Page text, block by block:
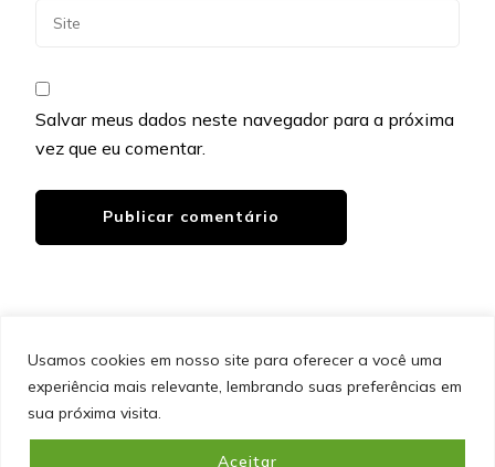
Usamos cookies em nosso site para oferecer a você uma
experiência mais relevante, lembrando suas preferências em
sua próxima visita.
Aceitar
Salvar meus dados neste navegador para a próxima
vez que eu comentar.
&cópia; Direitos Autorais 2026Portal do Inferno
SITEMAP POLÍTICA DE PRIVACIDADE
EQUIPE